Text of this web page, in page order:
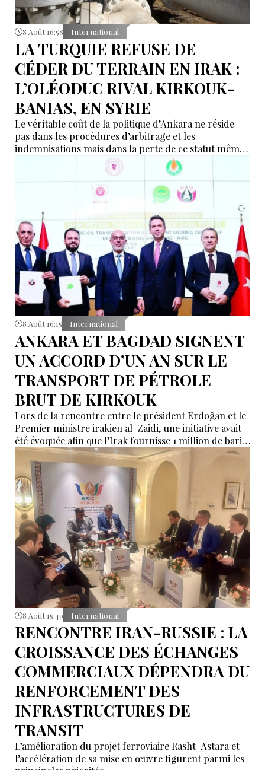
8 Août 16:58 International
LA TURQUIE REFUSE DE
CÉDER DU TERRAIN EN IRAK :
L’OLÉODUC RIVAL KIRKOUK-
BANIAS, EN SYRIE
Le véritable coût de la politique d’Ankara ne réside
pas dans les procédures d’arbitrage et les
indemnisations mais dans la perte de ce statut même
d’« intermédiaire indispensable » que la Turquie a mis
des décennies à construire.
8 Août 16:15 International
ANKARA ET BAGDAD SIGNENT
UN ACCORD D’UN AN SUR LE
TRANSPORT DE PÉTROLE
BRUT DE KIRKOUK
Lors de la rencontre entre le président Erdoğan et le
Premier ministre irakien al-Zaidi, une initiative avait
été évoquée afin que l’Irak fournisse 1 million de barils
de pétrole brut nécessaires aux raffineries turques.
8 Août 15:49 International
RENCONTRE IRAN-RUSSIE : LA
CROISSANCE DES ÉCHANGES
COMMERCIAUX DÉPENDRA DU
RENFORCEMENT DES
INFRASTRUCTURES DE
TRANSIT
L’amélioration du projet ferroviaire Rasht-Astara et
l’accélération de sa mise en œuvre figurent parmi les